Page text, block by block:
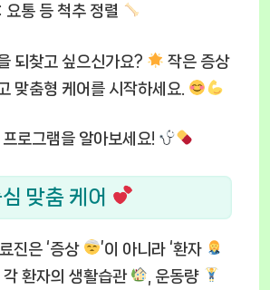
요통 등 척추 정렬
되찾고 싶으신가요?
작은 증상
맞춤형 케어를 시작하세요.
로그램을 알아보세요!
맞춤 케어
진은 ‘증상
’이 아니라 ‘환자
각 환자의 생활습관
, 운동량